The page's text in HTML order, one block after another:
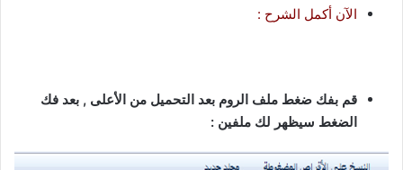
الآن أكمل الشرح :
قم بفك ضغط ملف الروم بعد التحميل من الأعلى , بعد فك
الضغط سيظهر لك ملفين :